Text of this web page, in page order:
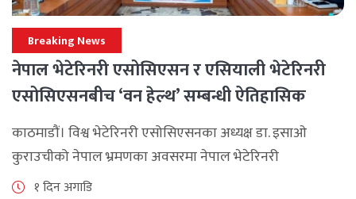
Breaking News
नेपाल भेटेरिनरी एसोसिएसन र एसियाली भेटेरिनरी
एसोसिएसनबीच ‘वन हेल्थ’ सम्बन्धी ऐतिहासिक
समझदारी
काठमाडौं। विश्व भेटेरिनरी एसोसिएसनका अध्यक्ष डा. इसाओ
कुराउचीको नेपाल भ्रमणका अवसरमा नेपाल भेटेरिनरी
एसोसिएसनले अन्तर्राष्ट्रिय सहकार्यलाई नयाँ उचाइमा पुर्‍याउँदै
१ दिन अगाडि